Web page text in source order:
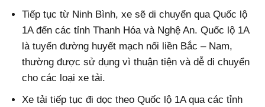
Tiếp tục từ Ninh Bình, xe sẽ di chuyển qua Quốc lộ
1A đến các tỉnh Thanh Hóa và Nghệ An. Quốc lộ 1A
là tuyến đường huyết mạch nối liền Bắc – Nam,
thường được sử dụng vì thuận tiện và dễ di chuyển
cho các loại xe tải.
Xe tải tiếp tục đi dọc theo Quốc lộ 1A qua các tỉnh